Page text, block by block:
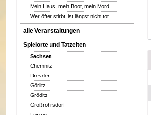
Mein Haus, mein Boot, mein Mord
Wer öfter stirbt, ist längst nicht tot
alle Veranstaltungen
Spielorte und Tatzeiten
Sachsen
Chemnitz
Dresden
Görlitz
Gröditz
Großröhrsdorf